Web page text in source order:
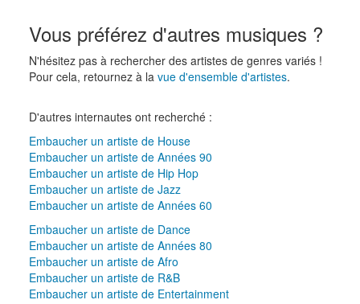
Vous préférez d'autres musiques ?
N'hésitez pas à rechercher des artistes de genres variés !
Pour cela, retournez à la vue d'ensemble d'artistes.
D'autres internautes ont recherché :
Embaucher un artiste de House
Embaucher un artiste de Années 90
Embaucher un artiste de Hip Hop
Embaucher un artiste de Jazz
Embaucher un artiste de Années 60
Embaucher un artiste de Dance
Embaucher un artiste de Années 80
Embaucher un artiste de Afro
Embaucher un artiste de R&B
Embaucher un artiste de Entertainment